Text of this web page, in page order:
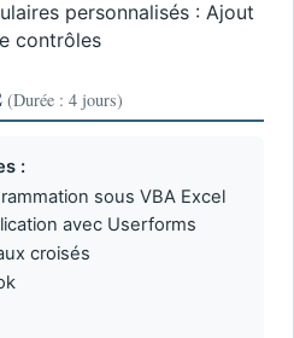
personnalisés : Ajout
contrôles
(Durée : 4 jours)
:
sous VBA Excel
avec Userforms
croisés